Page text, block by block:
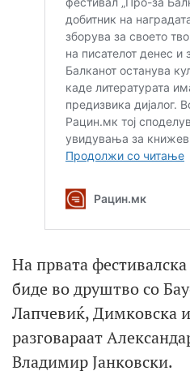
На првата
биде во друштво со
Лапчевиќ, Димковска
разговараат
Владимир Јанковски.